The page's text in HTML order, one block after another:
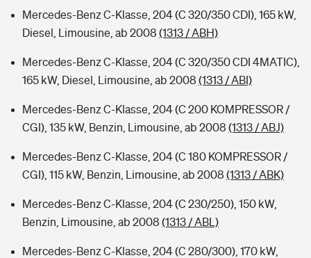
Mercedes-Benz C-Klasse, 204 (C 320/350 CDI), 165 kW,
Diesel, Limousine, ab 2008 (1313 / ABH)
Mercedes-Benz C-Klasse, 204 (C 320/350 CDI 4MATIC),
165 kW, Diesel, Limousine, ab 2008 (1313 / ABI)
Mercedes-Benz C-Klasse, 204 (C 200 KOMPRESSOR /
CGI), 135 kW, Benzin, Limousine, ab 2008 (1313 / ABJ)
Mercedes-Benz C-Klasse, 204 (C 180 KOMPRESSOR /
CGI), 115 kW, Benzin, Limousine, ab 2008 (1313 / ABK)
Mercedes-Benz C-Klasse, 204 (C 230/250), 150 kW,
Benzin, Limousine, ab 2008 (1313 / ABL)
Mercedes-Benz C-Klasse, 204 (C 280/300), 170 kW,